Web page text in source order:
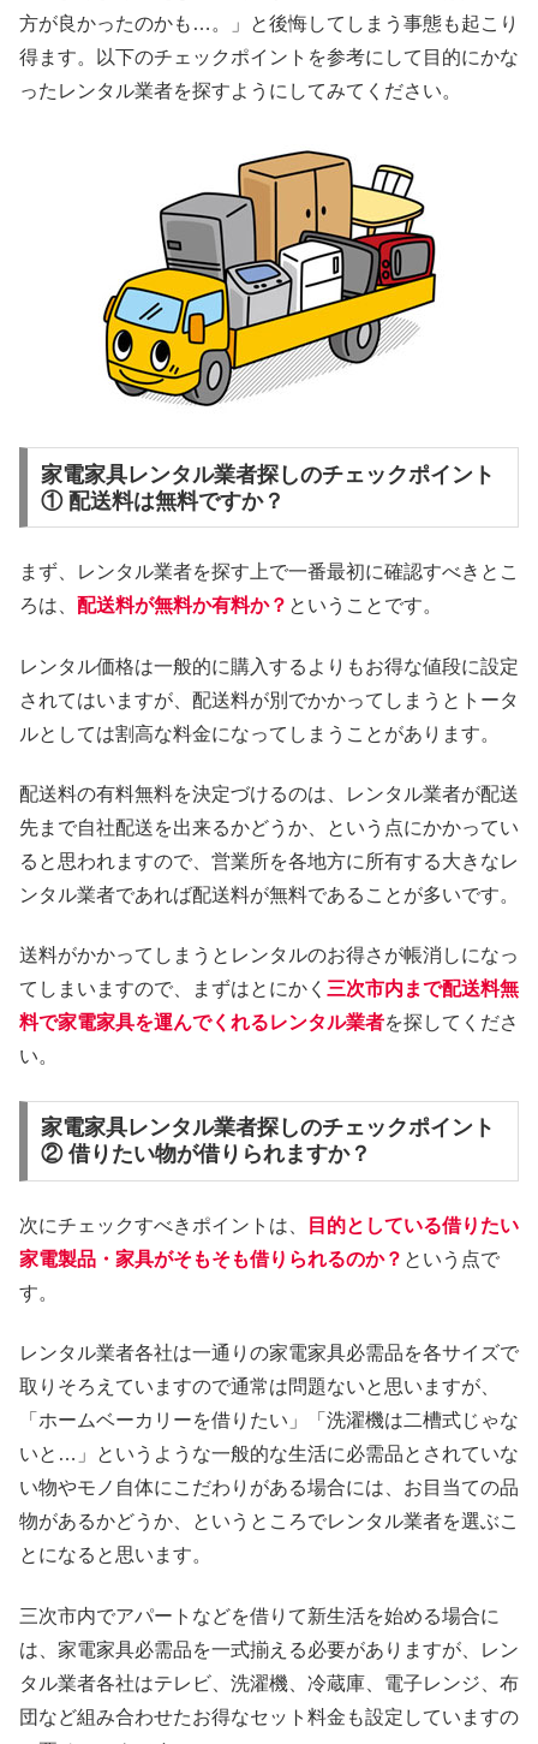
方が良かったのかも…。」と後悔してしまう事態も起こり
得ます。以下のチェックポイントを参考にして目的にかな
ったレンタル業者を探すようにしてみてください。
家電家具レンタル業者探しのチェックポイント
① 配送料は無料ですか？
まず、レンタル業者を探す上で一番最初に確認すべきとこ
ろは、 配送料が無料か有料か？ ということです。
レンタル価格は一般的に購入するよりもお得な値段に設定
されてはいますが、配送料が別でかかってしまうとトータ
ルとしては割高な料金になってしまうことがあります。
配送料の有料無料を決定づけるのは、レンタル業者が配送
先まで自社配送を出来るかどうか、という点にかかってい
ると思われますので、営業所を各地方に所有する大きなレ
ンタル業者であれば配送料が無料であることが多いです。
送料がかかってしまうとレンタルのお得さが帳消しになっ
てしまいますので、まずはとにかく 三次市内まで配送料無
料で家電家具を運んでくれるレンタル業者を探してくださ
い。
家電家具レンタル業者探しのチェックポイント
② 借りたい物が借りられますか？
次にチェックすべきポイントは、
目的としている借りたい
家電製品・家具がそもそも借りられるのか？ という点で
す。
レンタル業者各社は一通りの家電家具必需品を各サイズで
取りそろえていますので通常は問題ないと思いますが、
「ホームベーカリーを借りたい」「洗濯機は二槽式じゃな
いと…」というような一般的な生活に必需品とされていな
い物やモノ自体にこだわりがある場合には、お目当ての品
物があるかどうか、というところでレンタル業者を選ぶこ
とになると思います。
三次市内でアパートなどを借りて新生活を始める場合に
は、家電家具必需品を一式揃える必要がありますが、レン
タル業者各社はテレビ、洗濯機、冷蔵庫、電子レンジ、布
団など組み合わせたお得なセット料金も設定していますの